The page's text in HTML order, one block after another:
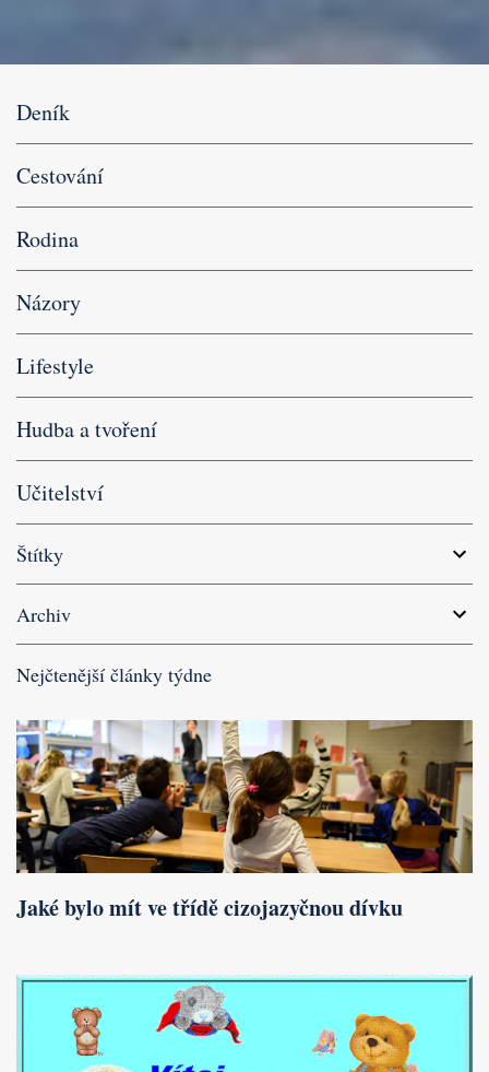
Deník
Cestování
Rodina
Názory
Lifestyle
Hudba a tvoření
Učitelství
Štítky
Archiv
Nejčtenější články týdne
Jaké bylo mít ve třídě cizojazyčnou dívku